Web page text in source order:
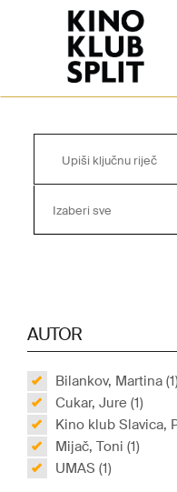
Izaberi sve
AUTOR
Bilankov, Martina
Cukar, Jure (1)
Kino klub Slavica,
Mijač, Toni (1)
UMAS (1)